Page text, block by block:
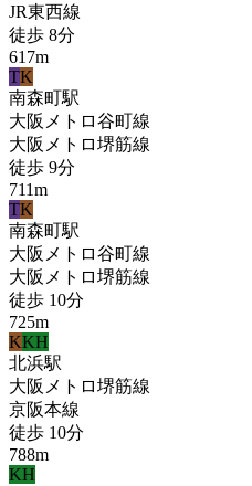
JR東西線
徒歩 8分
617m
TK
南森町駅
大阪メトロ谷町線
大阪メトロ堺筋線
徒歩 9分
711m
TK
南森町駅
大阪メトロ谷町線
大阪メトロ堺筋線
徒歩 10分
725m
KKH
北浜駅
大阪メトロ堺筋線
京阪本線
徒歩 10分
788m
KH